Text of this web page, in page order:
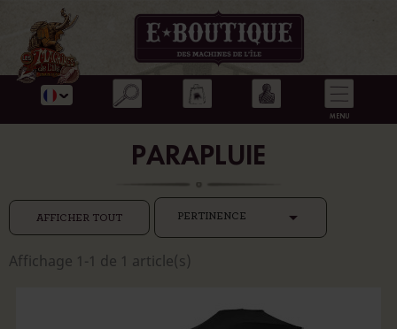
PARAPLUIE
AFFICHER TOUT PERTINENCE 
Affichage 1-1 de 1 article(s)